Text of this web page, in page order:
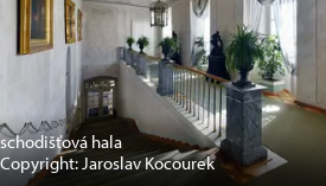
schodišťová hala
Copyright: Jaroslav Kocourek